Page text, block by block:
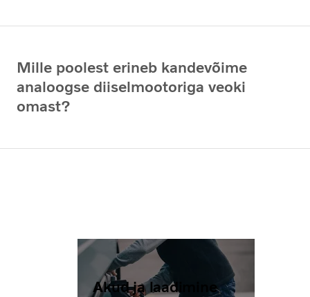
Mille poolest erineb kandevõime
analoogse diiselmootoriga veoki
omast?
Akud ja laadimine